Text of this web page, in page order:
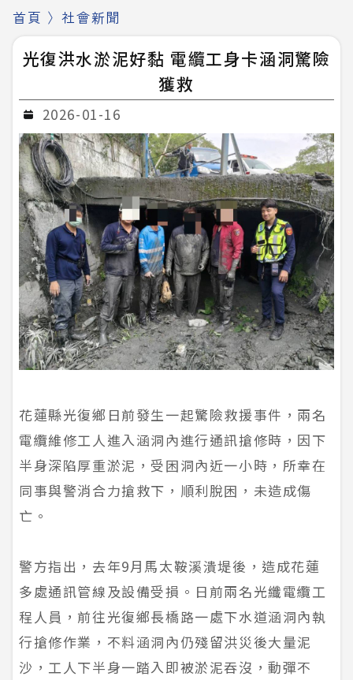
首頁 〉社會新聞
光復洪水淤泥好黏 電纜工身卡涵洞驚險
獲救
2026-01-16
花蓮縣光復鄉日前發生一起驚險救援事件，兩名
電纜維修工人進入涵洞內進行通訊搶修時，因下
半身深陷厚重淤泥，受困洞內近一小時，所幸在
同事與警消合力搶救下，順利脫困，未造成傷
亡。
警方指出，去年9月馬太鞍溪潰堤後，造成花蓮
多處通訊管線及設備受損。日前兩名光纖電纜工
程人員，前往光復鄉長橋路一處下水道涵洞內執
行搶修作業，不料涵洞內仍殘留洪災後大量泥
沙，工人下半身一踏入即被淤泥吞沒，動彈不